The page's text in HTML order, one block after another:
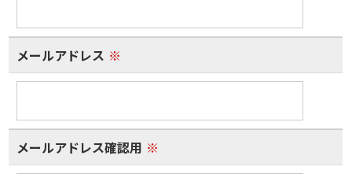
メールアドレス ※
メールアドレス確認用 ※